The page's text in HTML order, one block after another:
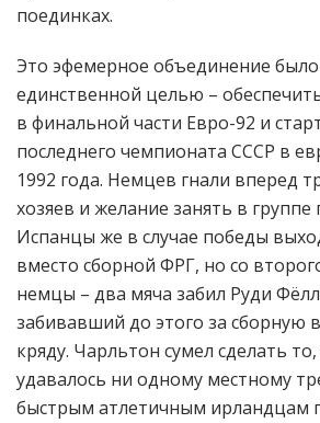
поединках.
Это эфемерное объединение было
единственной целью –
в финальной части Евро-92 и
последнего чемпионата СССР в
1992 года. Немцев гнали вперед
хозяев и желание занять в группе
Испанцы же в случае победы
вместо сборной ФРГ, но со
немцы – два мяча забил Руди
забивавший до этого за сборную
кряду. Чарльтон сумел сделать то,
удавалось ни одному местному
быстрым атлетичным ирландцам